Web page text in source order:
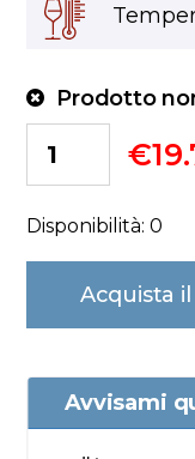
Prodotto
€
Disponibilità: 0
Acquista
Avvisami